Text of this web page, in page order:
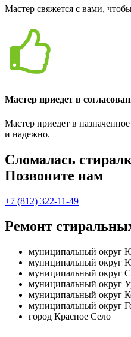
Мастер свяжется с вами,
Мастер приедет в
Мастер приедет в
и надежно.
Сломалась
Позвоните нам
+7 (812) 322-11-49
Ремонт
муниципальный округ
муниципальный округ
муниципальный округ
муниципальный округ
муниципальный округ
муниципальный округ
город Красное Село